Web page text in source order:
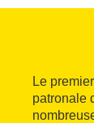
Le
patronale